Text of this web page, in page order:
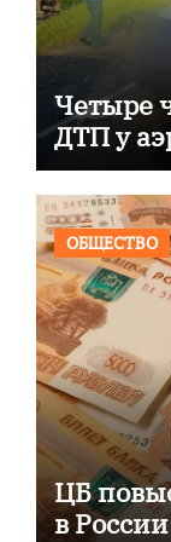
Четыре
ДТП у
ОБЩЕСТВО
ЦБ
в